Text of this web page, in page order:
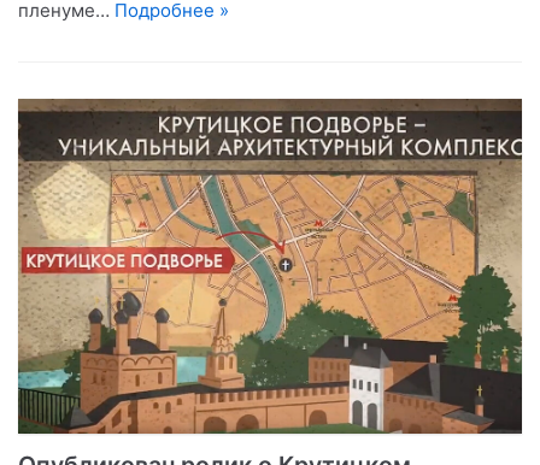
пленуме… Подробнее »